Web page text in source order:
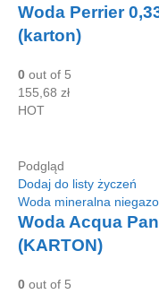
Woda Perrier
(karton)
0 out of 5
155,68 zł
HOT
Podgląd
Dodaj do listy życzeń
Woda mineralna
Woda Acqua
(KARTON)
0 out of 5